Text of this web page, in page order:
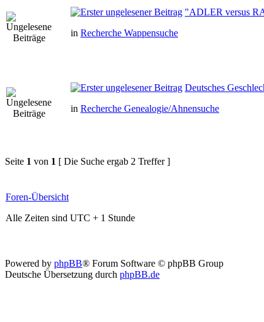
"ADLER versus
in Recherche Wappensuche
Deutsches
in Recherche Genealogie/Ahnensuche
Seite 1 von 1 [ Die Suche ergab 2 Treffer ]
Foren-Übersicht
Alle Zeiten sind UTC + 1 Stunde
Powered by phpBB® Forum Software © phpBB Group
Deutsche Übersetzung durch phpBB.de